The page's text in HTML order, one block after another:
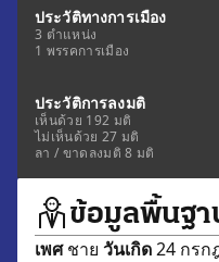
ประวัติทางการเมือง
3 ตำแหน่ง
1 พรรคการเมือง
ประวัติการลงมติ
เห็นด้วย 192 มติ
ไม่เห็นด้วย 27 มติ
ลา / ขาดลงมติ 8 มติ
ข้อมูลพื้นฐา
เพศชาย วันเกิด24 กรก